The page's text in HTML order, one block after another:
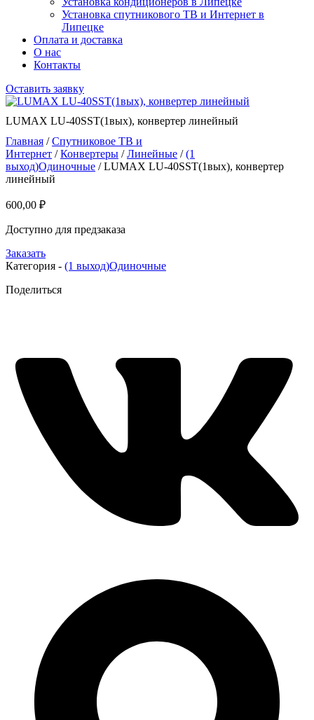
Установка спутникового ТВ и Интернет в
Липецке
Оплата и доставка
О нас
Контакты
Оставить заявку
LUMAX LU-40SST(1вых), конвертер линейный
Главная /Спутниковое ТВ и
Интернет /Конвертеры /Линейные /(1
выход)Одиночные / LUMAX LU-40SST(1вых), конвертер
линейный
600,00 ₽
Доступно для предзаказа
Заказать
Категория - (1 выход)Одиночные
Поделиться